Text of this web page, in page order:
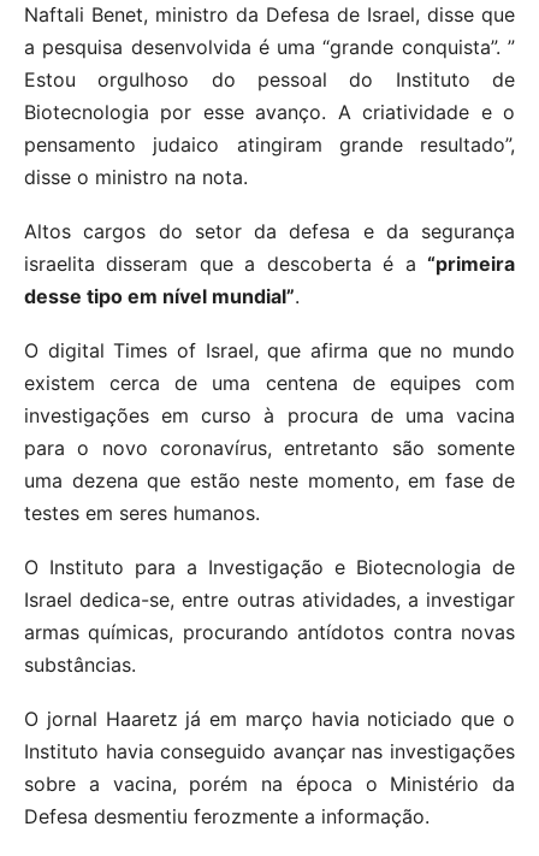
Naftali Benet, ministro da Defesa de Israel, disse que
a pesquisa desenvolvida é uma “grande conquista”. ”
Estou orgulhoso do pessoal do Instituto de
Biotecnologia por esse avanço. A criatividade e o
pensamento judaico atingiram grande resultado”,
disse o ministro na nota.
Altos cargos do setor da defesa e da segurança
israelita disseram que a descoberta é a “primeira
desse tipo em nível mundial”.
O digital Times of Israel, que afirma que no mundo
existem cerca de uma centena de equipes com
investigações em curso à procura de uma vacina
para o novo coronavírus, entretanto são somente
uma dezena que estão neste momento, em fase de
testes em seres humanos.
O Instituto para a Investigação e Biotecnologia de
Israel dedica-se, entre outras atividades, a investigar
armas químicas, procurando antídotos contra novas
substâncias.
O jornal Haaretz já em março havia noticiado que o
Instituto havia conseguido avançar nas investigações
sobre a vacina, porém na época o Ministério da
Defesa desmentiu ferozmente a informação.